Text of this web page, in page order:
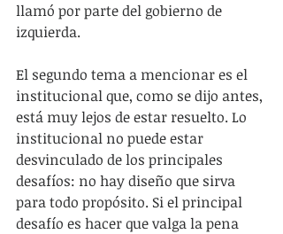
llamó por parte del gobierno de
izquierda.
El segundo tema a mencionar es el
institucional que, como se dijo antes,
está muy lejos de estar resuelto. Lo
institucional no puede estar
desvinculado de los principales
desafíos: no hay diseño que sirva
para todo propósito. Si el principal
desafío es hacer que valga la pena